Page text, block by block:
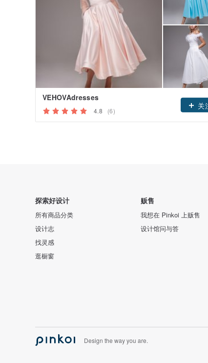
VEHOVAdresses
4.8 (6)
关
探索好设计
所有商品分类
设计志
找灵感
逛橱窗
贩售
我想在 Pinkoi 上贩售
设计馆问与答
Design the way you are.